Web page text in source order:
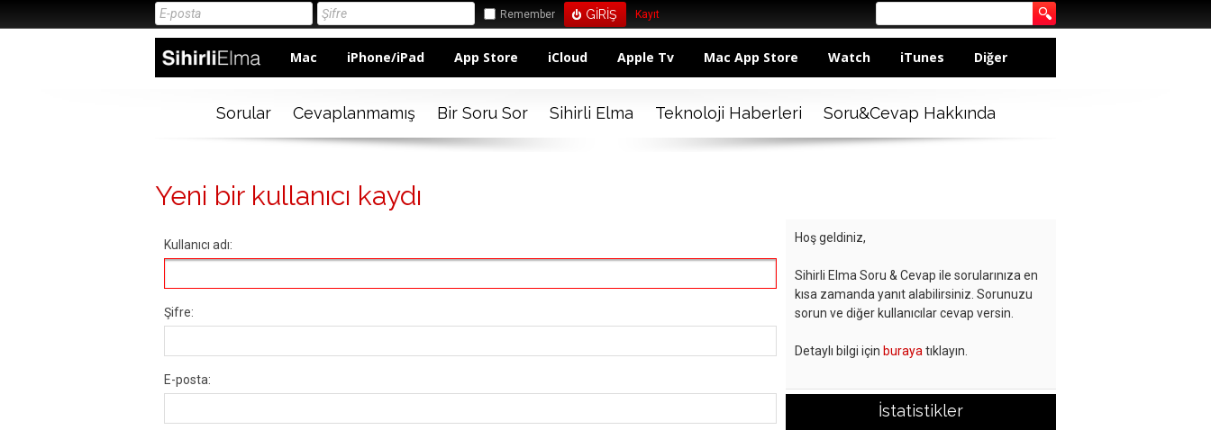
Remember Kayıt
Mac iPhone/iPad App Store iCloud Apple Tv Mac App Store Watch iTunes Diğer
Sorular Cevaplanmamış Bir Soru Sor Sihirli Elma Teknoloji Haberleri Soru&Cevap Hakkında
Yeni bir kullanıcı kaydı
Kullanıcı adı:
Şifre:
E-posta:
Hoş geldiniz,
Sihirli Elma Soru & Cevap ile sorularınıza en
kısa zamanda yanıt alabilirsiniz. Sorunuzu
sorun ve diğer kullanıcılar cevap versin.
Detaylı bilgi için buraya tıklayın.
İstatistikler